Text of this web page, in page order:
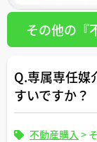
その他の『
Q.専属専任媒
すいですか？
不動産購入 >